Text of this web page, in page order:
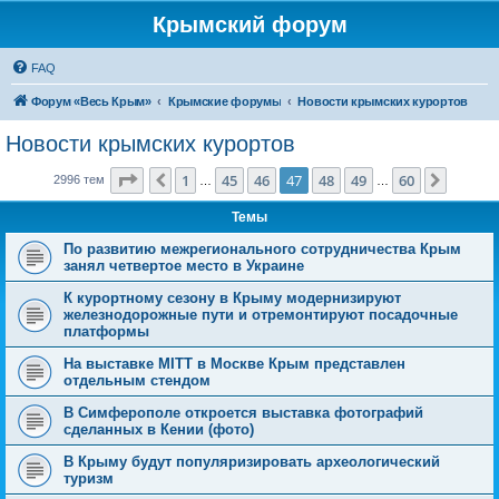
Крымский форум
FAQ
Форум «Весь Крым» Крымские форумы Новости крымских курортов
Новости крымских курортов
2996 тем Страница 47из 60
Пред.
1 45 46 47 48 49 60
Темы
По развитию межрегионального сотрудничества Крым
занял четвертое место в Украине
К курортному сезону в Крыму модернизируют
железнодорожные пути и отремонтируют посадочные
платформы
На выставке МIТТ в Москве Крым представлен
отдельным стендом
В Симферополе откроется выставка фотографий
сделанных в Кении (фото)
В Крыму будут популяризировать археологический
туризм